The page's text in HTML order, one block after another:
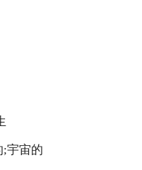
;宇宙的